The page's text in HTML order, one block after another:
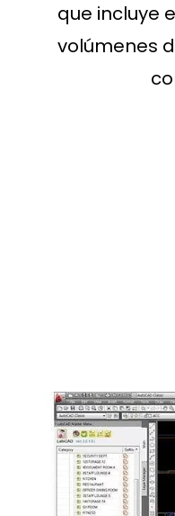
que incluye
volúmenes